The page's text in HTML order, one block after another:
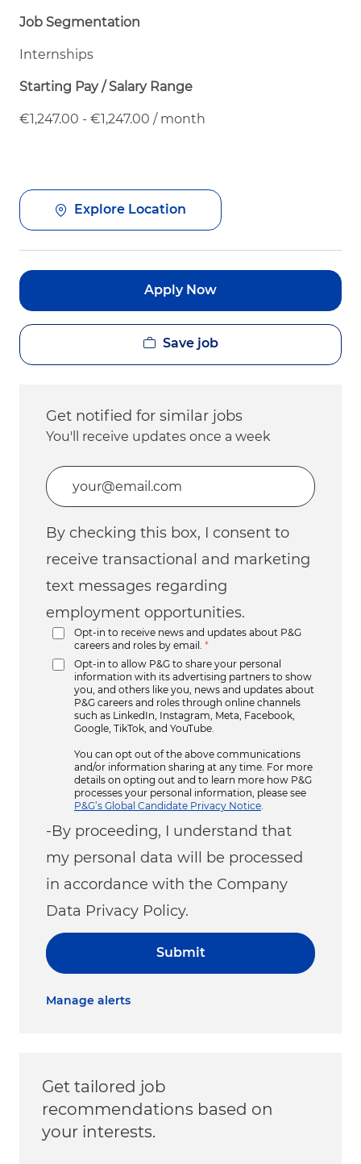
Job Segmentation
Internships
Starting Pay / Salary Range
€1,247.00 - €1,247.00 / month
Explore Location
Apply Now
Save job
Get notified for similar jobs
You'll receive updates once a week
Enter Email address (Required)
By checking this box, I consent to
receive transactional and marketing
text messages regarding
employment opportunities.
Opt-in to receive news and updates about P&G
careers and roles by email.
*
Opt-in to allow P&G to share your personal
information with its advertising partners to show
you, and others like you, news and updates about
P&G careers and roles through online channels
such as LinkedIn, Instagram, Meta, Facebook,
Google, TikTok, and YouTube.
You can opt out of the above communications
and/or information sharing at any time. For more
details on opting out and to learn more how P&G
processes your personal information, please see
P&G’s Global Candidate Privacy Notice
-By proceeding, I understand that
my personal data will be processed
in accordance with the Company
Data Privacy Policy.
Submit
Manage alerts
Get tailored job
recommendations based on
your interests.